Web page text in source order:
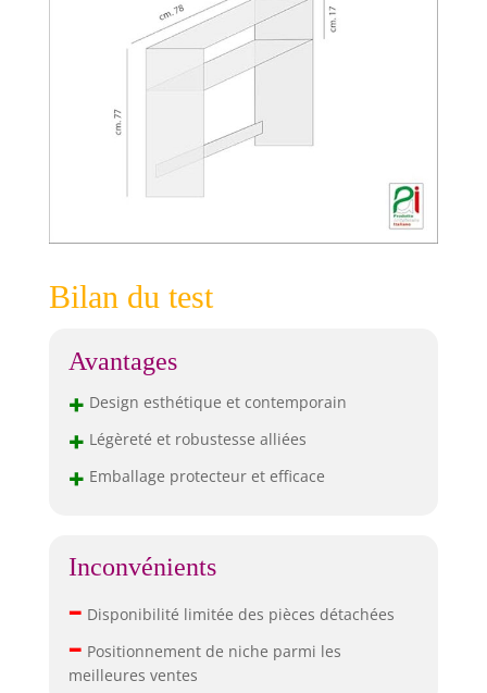
Bilan du test
Avantages
+ Design esthétique et contemporain
+ Légèreté et robustesse alliées
+ Emballage protecteur et efficace
Inconvénients
– Disponibilité limitée des pièces détachées
– Positionnement de niche parmi les
meilleures ventes